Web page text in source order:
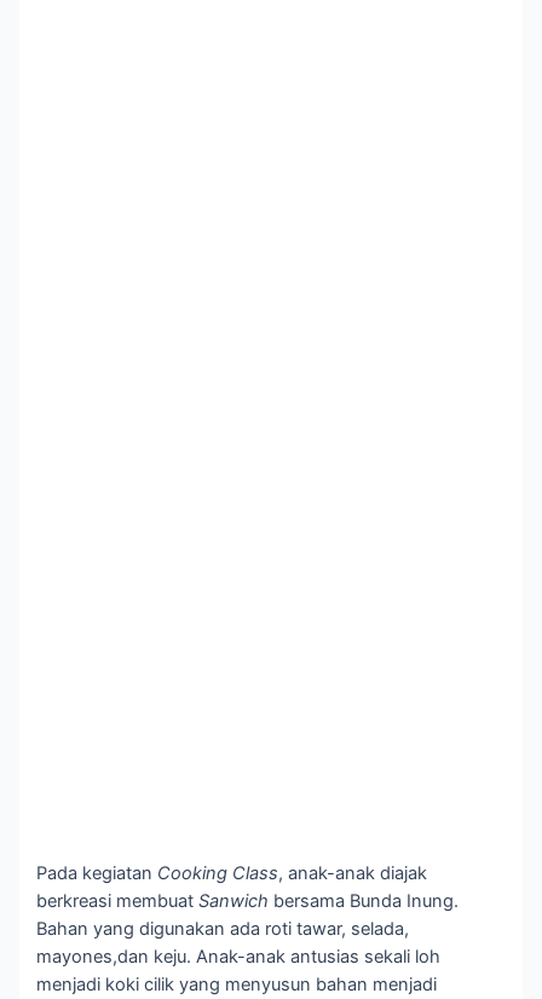
Pada kegiatan Cooking Class, anak-anak diajak
berkreasi membuatSanwich bersama Bunda Inung.
Bahan yang digunakan ada roti tawar, selada,
mayones,dan keju. Anak-anak antusias sekali loh
menjadi koki cilik yang menyusun bahan menjadi